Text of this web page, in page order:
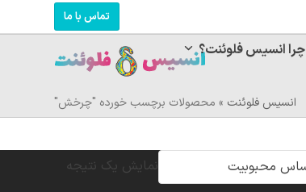
تماس با ما
چرا انسیس فلوئنت؟
انسیس فلوئنت » محصولات برچسب خورده "چرخش"
نمایش یک نتیجه